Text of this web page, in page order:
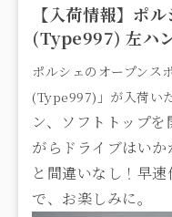
【入荷情報】ポ
(Type997) 左ハ
ポルシェのオープンス
(Type997)」が入荷い
ン、ソフトトップ
がらドライブはい
と間違いなし！早
で、お楽しみに。